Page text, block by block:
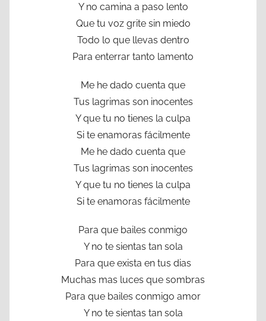
Y no camina a paso lento
Que tu voz grite sin miedo
Todo lo que llevas dentro
Para enterrar tanto lamento
Me he dado cuenta que
Tus lagrimas son inocentes
Y que tu no tienes la culpa
Si te enamoras fácilmente
Me he dado cuenta que
Tus lagrimas son inocentes
Y que tu no tienes la culpa
Si te enamoras fácilmente
Para que bailes conmigo
Y no te sientas tan sola
Para que exista en tus dias
Muchas mas luces que sombras
Para que bailes conmigo amor
Y no te sientas tan sola